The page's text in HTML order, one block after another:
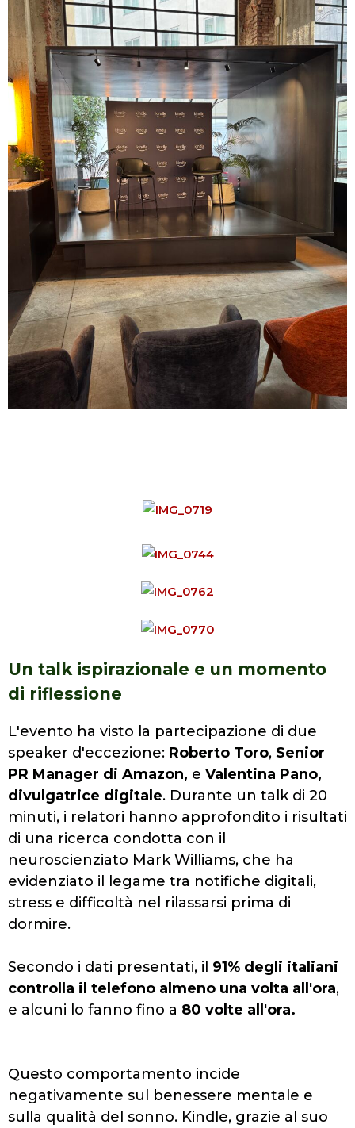
Un talk ispirazionale e un momento
di riflessione
L'evento ha visto la partecipazione di due
speaker d'eccezione: Roberto Toro, Senior
PR Manager di Amazon, e Valentina Pano,
divulgatrice digitale. Durante un talk di 20
minuti, i relatori hanno approfondito i risultati
di una ricerca condotta con il
neuroscienziato Mark Williams, che ha
evidenziato il legame tra notifiche digitali,
stress e difficoltà nel rilassarsi prima di
dormire.
Secondo i dati presentati, il 91% degli italiani
controlla il telefono almeno una volta all'ora,
e alcuni lo fanno fino a 80 volte all'ora.
Questo comportamento incide
negativamente sul benessere mentale e
sulla qualità del sonno. Kindle, grazie al suo